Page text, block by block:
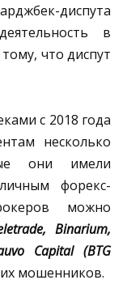
диспута
в
что диспут
с 2018 года
несколько
они имели
форекс-
можно
Binarium,
Capital (BTG
мошенников.